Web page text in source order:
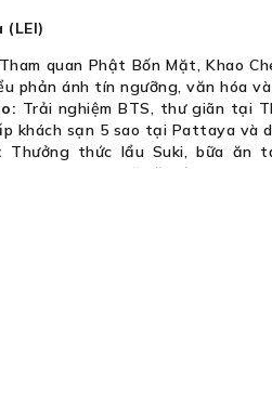
Tham quan Phật Bốn Mặt, Khao
phản ánh tín ngưỡng, văn hóa
Trải nghiệm BTS, thư giãn tại
khách sạn 5 sao tại Pattaya và
Thưởng thức lẩu Suki, bữa ăn
và các bữa ăn địa